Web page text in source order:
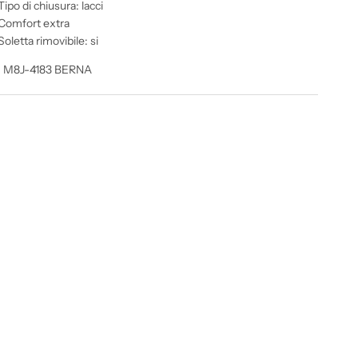
di chiusura: lacci
extra
rimovibile: si
4183 BERNA